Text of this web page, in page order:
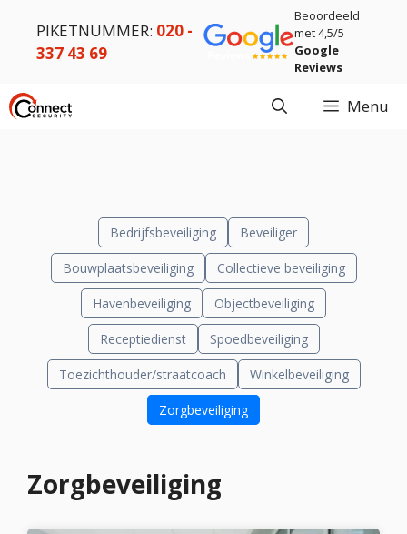
PIKETNUMMER: 020 -
337 43 69
Beoordeeld
met 4,5/5
Google
Reviews
Menu
Bedrijfsbeveiliging Beveiliger
Bouwplaatsbeveiliging Collectieve beveiliging
Havenbeveiliging Objectbeveiliging
Receptiedienst Spoedbeveiliging
Toezichthouder/straatcoach Winkelbeveiliging
Zorgbeveiliging
Zorgbeveiliging